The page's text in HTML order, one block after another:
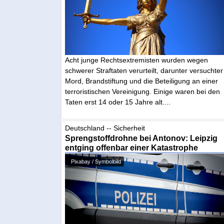
Acht junge Rechtsextremisten wurden wegen
schwerer Straftaten verurteilt, darunter versuchter
Mord, Brandstiftung und die Beteiligung an einer
terroristischen Vereinigung. Einige waren bei den
Taten erst 14 oder 15 Jahre alt....
Deutschland -- Sicherheit
Sprengstoffdrohne bei Antonov: Leipzig
entging offenbar einer Katastrophe
Pixabay / Symbolbild